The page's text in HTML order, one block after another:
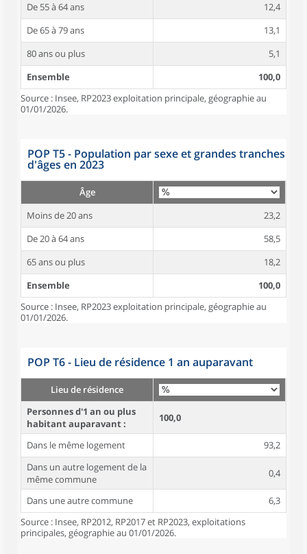
De 55 à 64 ans
12,4
De 65 à 79 ans
13,1
80 ans ou plus
5,1
Ensemble
100,0
Source : Insee, RP2023 exploitation principale, géographie au
01/01/2026.
POP T5 - Population par sexe et grandes tranches
d'âges en 2023
Âge
Moins de 20 ans
23,2
De 20 à 64 ans
58,5
65 ans ou plus
18,2
Ensemble
100,0
Source : Insee, RP2023 exploitation principale, géographie au
01/01/2026.
POP T6 - Lieu de résidence 1 an auparavant
Lieu de résidence
Personnes d'1 an ou plus
habitant auparavant :
100,0
Dans le même logement
93,2
Dans un autre logement de la
même commune
0,4
Dans une autre commune
6,3
Source : Insee, RP2012, RP2017 et RP2023, exploitations
principales, géographie au 01/01/2026.